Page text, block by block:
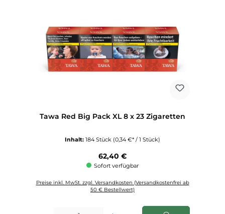
Tawa Red Big Pack XL 8 x 23 Zigaretten
Inhalt: 184 Stück (0,34 €* / 1 Stück)
Regulärer Preis:
62,40 €
Sofort verfügbar
Preise inkl. MwSt. zzgl. Versandkosten (Versandkostenfrei ab
50 € Bestellwert)
Produkt Anzahl: Gib den gewünschten Wert ein oder benutze die